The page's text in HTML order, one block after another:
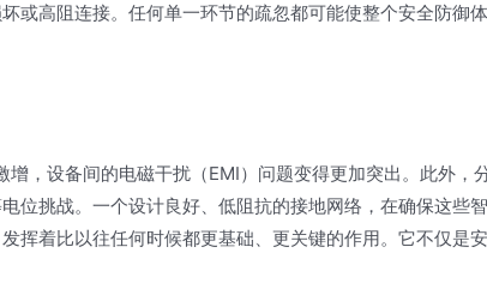
或高阻连接。任何单一环节的疏忽都可能使整个安全防御
，设备间的电磁干扰（EMI）问题变得更加突出。此外，
位挑战。一个设计良好、低阻抗的接地网络，在确保这些
挥着比以往任何时候都更基础、更关键的作用。它不仅是